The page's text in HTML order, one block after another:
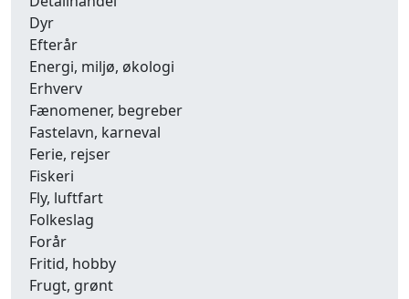
Dyr
Efterår
Energi, miljø, økologi
Erhverv
Fænomener, begreber
Fastelavn, karneval
Ferie, rejser
Fiskeri
Fly, luftfart
Folkeslag
Forår
Fritid, hobby
Frugt, grønt